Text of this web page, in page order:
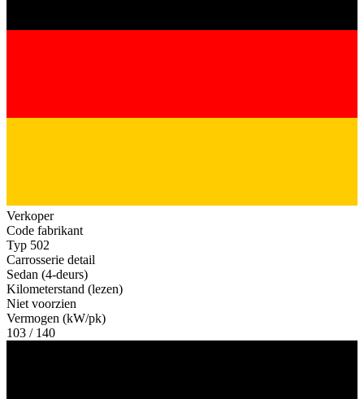
Verkoper
Code fabrikant
Typ 502
Carrosserie detail
Sedan (4-deurs)
Kilometerstand (lezen)
Niet voorzien
Vermogen (kW/pk)
103 / 140